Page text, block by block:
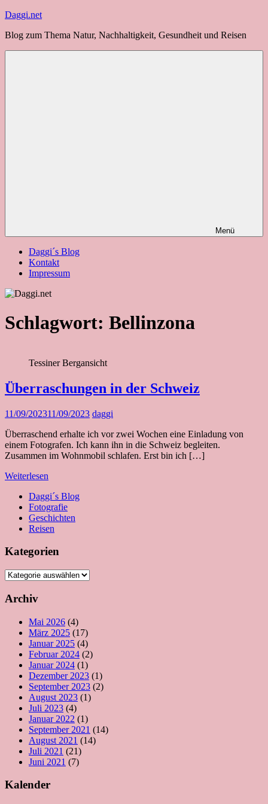
Zum
springen
Daggi.net
Blog zum Thema Natur, Nachhaltigkeit, Gesundheit und Reisen
Menü
Daggi´s Blog
Kontakt
Impressum
Schlagwort: Bellinzona
Tessiner Bergansicht
Überraschungen in der Schweiz
11/09/202311/09/2023 daggi
Überraschend erhalte ich vor zwei Wochen eine Einladung von
einem Fotografen. Ich kann ihn in die Schweiz begleiten.
Zusammen im Wohnmobil schlafen. Erst bin ich […]
Weiterlesen
Daggi´s Blog
Fotografie
Geschichten
Reisen
Kategorien
Kategorien
Archiv
Mai 2026 (4)
März 2025 (17)
Januar 2025 (4)
Februar 2024 (2)
Januar 2024 (1)
Dezember 2023 (1)
September 2023 (2)
August 2023 (1)
Juli 2023 (4)
Januar 2022 (1)
September 2021 (14)
August 2021 (14)
Juli 2021 (21)
Juni 2021 (7)
Kalender